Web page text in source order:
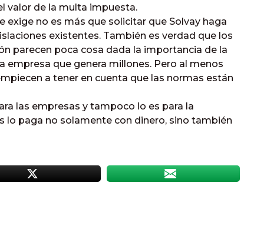
valor de la multa impuesta.
exige no es más que solicitar que Solvay haga
existentes. También es verdad que los
parecen poca cosa dada la importancia de la
empresa que genera millones. Pero al menos
a tener en cuenta que las normas están
las empresas y tampoco lo es para la
lo paga no solamente con dinero, sino también